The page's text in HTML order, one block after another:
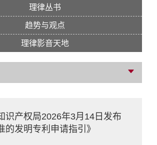
理律丛书
趋势与观点
理律影音天地
识产权局2026年3月14日发布
的发明专利申请指引》